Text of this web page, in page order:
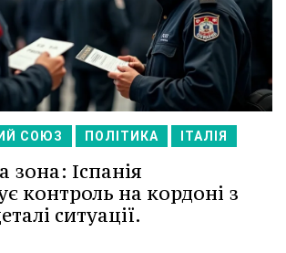
СОЮЗ ПОЛІТИКА ІТАЛІЯ
зона: Іспанія
контроль на кордоні з
ситуації.